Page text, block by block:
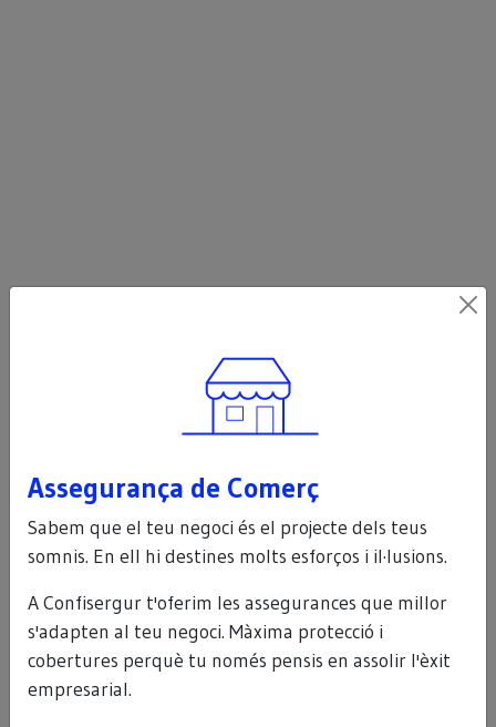
Assegurança de Comerç
Sabem que el teu negoci és el projecte dels teus
somnis. En ell hi destines molts esforços i il·lusions.
A Confisergur t'oferim les assegurances que millor
s'adapten al teu negoci. Màxima protecció i
cobertures perquè tu només pensis en assolir l'èxit
empresarial.Busques algun altre tipus